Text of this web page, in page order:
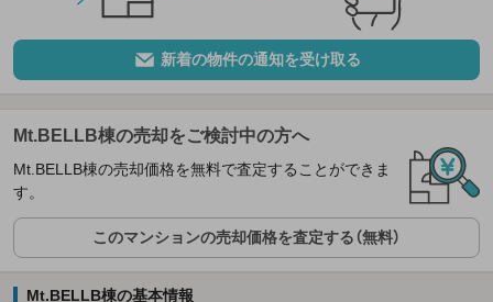
新着の物件の通知を受け取る
Mt.BELLB棟の売却をご検討中の方へ
Mt.BELLB棟の売却価格を無料で査定することができま
す。
このマンションの売却価格を査定する（無料）
Mt.BELLB棟の基本情報